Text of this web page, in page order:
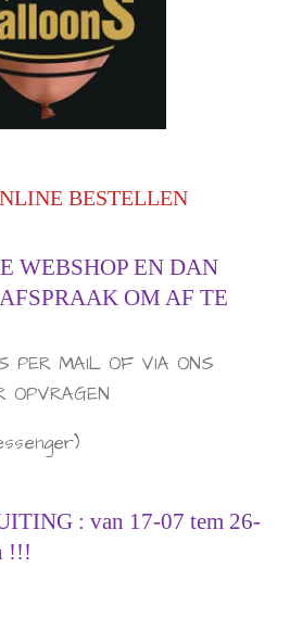
BESTELLEN
WEBSHOP EN DAN
OM AF TE
PER MAIL OF VIA ONS
OPVRAGEN
: van 17-07 tem 26-
!!!